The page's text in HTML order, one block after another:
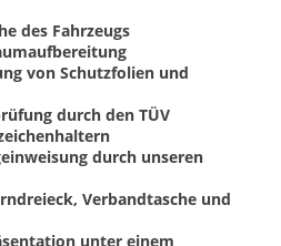
des Fahrzeugs
von Schutzfolien und
durch den TÜV
durch unseren
Verbandtasche und
unter einem